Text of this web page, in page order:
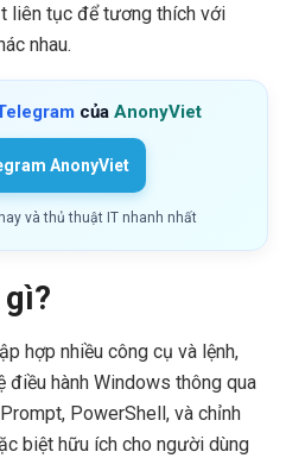
liên tục để tương thích với
nhau.
của AnonyViet
AnonyViet
và thủ thuật IT nhanh nhất
hợp nhiều công cụ và lệnh,
điều hành Windows thông qua
PowerShell, và chỉnh
biệt hữu ích cho người dùng